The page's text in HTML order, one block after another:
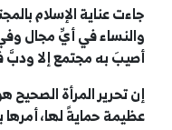
جاءت عناية الإسلام
والنساءفي أيِّ مجال وفي
أصيبَ به مجتمع إلا ودبَّ
إن تحرير المرأة الصحيح
عظيمة حمايةً لها، أمرها